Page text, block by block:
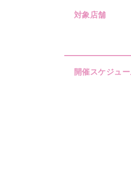
対象店舗
開催スケジュ